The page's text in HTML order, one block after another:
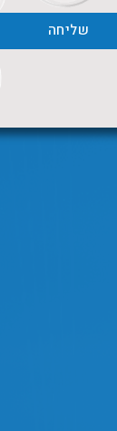
שליחה